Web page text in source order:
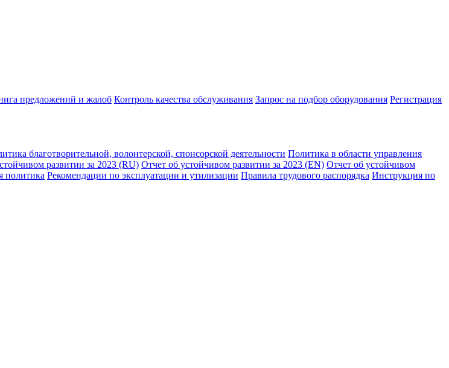
предложений и жалоб Контроль качества обслуживания Запрос на подбор оборудования Регистрация
благотворительной, волонтерской, спонсорской деятельности Политика в области управления
развитии за 2023 (RU) Отчет об устойчивом развитии за 2023 (EN) Отчет об устойчивом
политика Рекомендации по эксплуатации и утилизации Правила трудового распорядка Инструкция по